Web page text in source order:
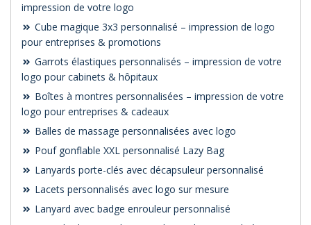
impression de votre logo
Cube magique 3x3 personnalisé – impression de logo
pour entreprises & promotions
Garrots élastiques personnalisés – impression de votre
logo pour cabinets & hôpitaux
Boîtes à montres personnalisées – impression de votre
logo pour entreprises & cadeaux
Balles de massage personnalisées avec logo
Pouf gonflable XXL personnalisé Lazy Bag
Lanyards porte-clés avec décapsuleur personnalisé
Lacets personnalisés avec logo sur mesure
Lanyard avec badge enrouleur personnalisé